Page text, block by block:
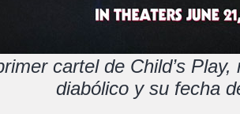
cartel de Child’s
diabólico y su fecha